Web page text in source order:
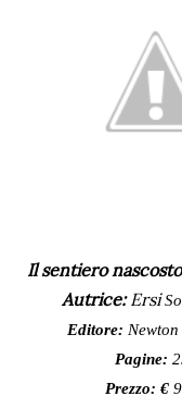
Il sentiero
Autrice:Ersi
Editore:
Pagine:
Prezzo: €